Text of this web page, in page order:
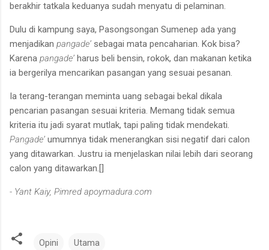
berakhir tatkala keduanya sudah menyatu di pelaminan.
Dulu di kampung saya, Pasongsongan Sumenep ada yang
menjadikan pangade’ sebagai mata pencaharian. Kok bisa?
Karena pangade’ harus beli bensin, rokok, dan makanan ketika
ia bergerilya mencarikan pasangan yang sesuai pesanan.
Ia terang-terangan meminta uang sebagai bekal dikala
pencarian pasangan sesuai kriteria. Memang tidak semua
kriteria itu jadi syarat mutlak, tapi paling tidak mendekati.
Pangade’ umumnya tidak menerangkan sisi negatif dari calon
yang ditawarkan. Justru ia menjelaskan nilai lebih dari seorang
calon yang ditawarkan.[]
- Yant Kaiy, Pimred apoymadura.com
Opini Utama